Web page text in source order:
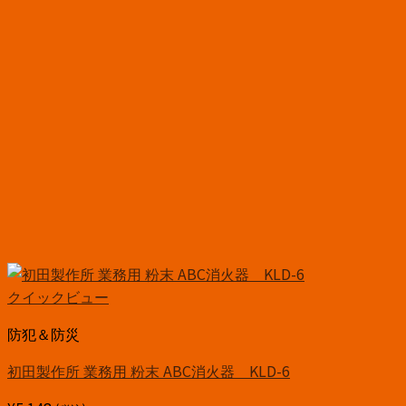
クイックビュー
防犯＆防災
初田製作所 業務用 粉末 ABC消火器 KLD-6